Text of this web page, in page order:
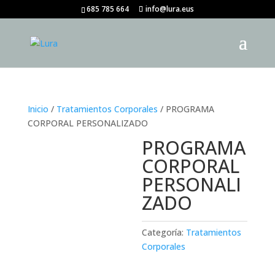
685 785 664 info@lura.eus
Inicio / Tratamientos Corporales / PROGRAMA
CORPORAL PERSONALIZADO
PROGRAMA
CORPORAL
PERSONALI
ZADO
Categoría: Tratamientos
Corporales